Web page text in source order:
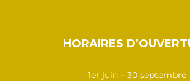
HORAIRES
1er juin – 30 septembre